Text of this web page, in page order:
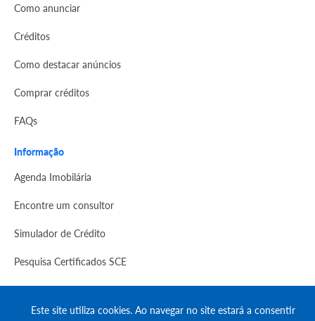
Como anunciar
Créditos
Como destacar anúncios
Comprar créditos
FAQs
Informação
Agenda Imobilária
Encontre um consultor
Simulador de Crédito
Pesquisa Certificados SCE
Este site utiliza cookies. Ao navegar no site estará a consentir